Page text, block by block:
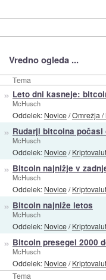
Vredno ogleda ...
Tema
Tema
» Leto dni kasneje:
McHusch
Oddelek: Novice/Omrežja /
» Rudarji bitcoina počasi
McHusch
Oddelek: Novice/
» Bitcoin najnižje v
McHusch
Oddelek: Novice/
» Bitcoin najniže letos
McHusch
Oddelek: Novice/
» Bitcoin presegel 2000
McHusch
Oddelek: Novice/